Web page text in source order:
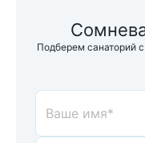
Подберем санаторий